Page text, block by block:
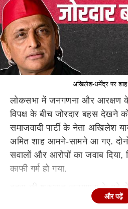
अखिलेश-धर्मेंद्र पर
लोकसभा में जनगणना और आरक्षण
विपक्ष के बीच जोरदार बहस देखने
समाजवादी पार्टी के नेता अखिलेश
अमित शाह आमने-सामने आ गए.
सवालों और आरोपों का जवाब
काफी गर्म हो गया.
बहस की शुरुआत जनगणना के मुद्दे
सरकार पर सवाल उठाते हुए कहा
और पढ़ें